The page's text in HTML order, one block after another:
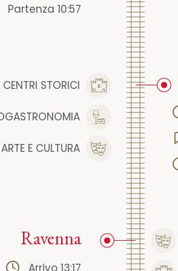
Partenza 10:57
CENTRI STORICI
ARTE E CULTURA
Ravenna
Arrivo 13:17